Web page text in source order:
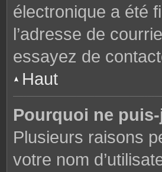
électronique a été
l’adresse de
essayez de
Haut
Pourquoi ne
Plusieurs raisons
votre nom